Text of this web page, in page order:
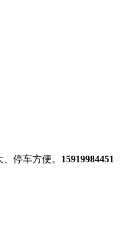
停车方便。 15919984451